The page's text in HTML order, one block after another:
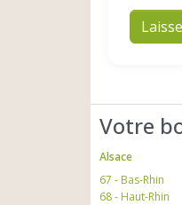
Votre
Alsace
67 - Bas-Rhin
68 - Haut-Rhin